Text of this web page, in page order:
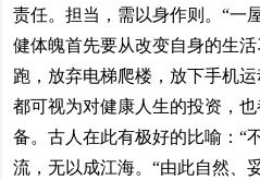
责任。担当，需以身作则。“一
健体魄首先要从改变自身的生
跑，放弃电梯爬楼，放下手机
都可视为对健康人生的投资，
备。古人在此有极好的比喻：“
流，无以成江海。“由此自然、